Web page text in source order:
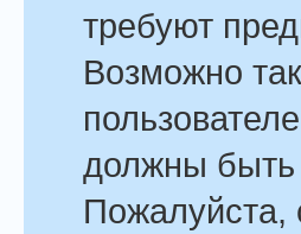
требуют
Возможно
должны быть
Пожалуйста,